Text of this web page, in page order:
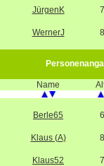
JürgenK
WernerJ
Name
Berle65
Klaus (A)
Klaus52